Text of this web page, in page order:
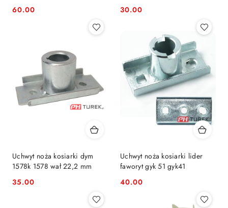
Cena:
60.00 Cena:
30.00
Uchwyt noża kosiarki dym
1578k 1578 wał 22,2 mm
Cena:
35.00
Uchwyt noża kosiarki lider
faworyt gyk 51 gyk41
Cena:
40.00